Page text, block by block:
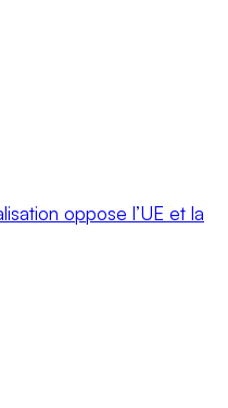
oppose l’UE et la